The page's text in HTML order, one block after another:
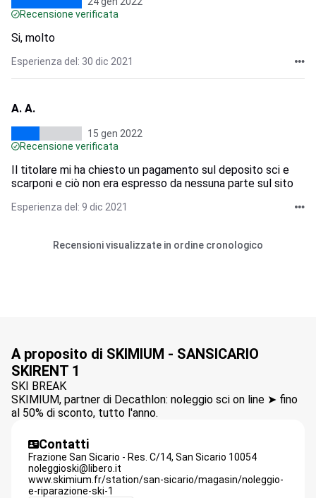
Recensione verificata
Si, molto
Esperienza del: 30 dic 2021
A. A.
15 gen 2022
Recensione verificata
Il titolare mi ha chiesto un pagamento sul deposito sci e
scarponi e ciò non era espresso da nessuna parte sul sito
Esperienza del: 9 dic 2021
Recensioni visualizzate in ordine cronologico
A proposito di SKIMIUM - SANSICARIO
SKIRENT 1
SKI BREAK
SKIMIUM, partner di Decathlon: noleggio sci on line ➤ fino
al 50% di sconto, tutto l'anno.
Contatti
Frazione San Sicario - Res. C/14, San Sicario 10054
noleggioski@libero.it
www.skimium.fr/station/san-sicario/magasin/noleggio-
e-riparazione-ski-1